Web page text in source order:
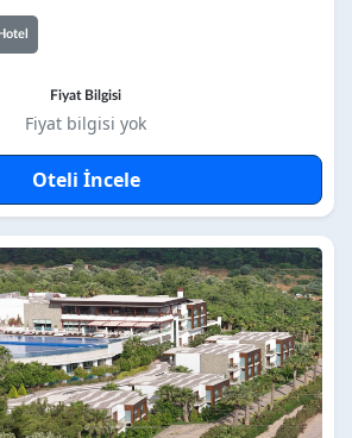
Hotel
Fiyat Bilgisi
Fiyat bilgisi yok
Oteli İncele